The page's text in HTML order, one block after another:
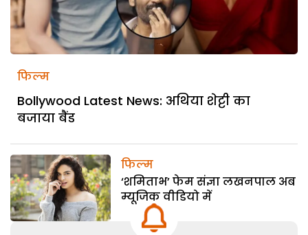
फिल्म
Bollywood Latest News: अथिया शेट्टी का
बजाया बैंड
फिल्म
‘शमिताभ’ फेम संज्ञा लखनपाल अब
म्यूजिक वीडियो में